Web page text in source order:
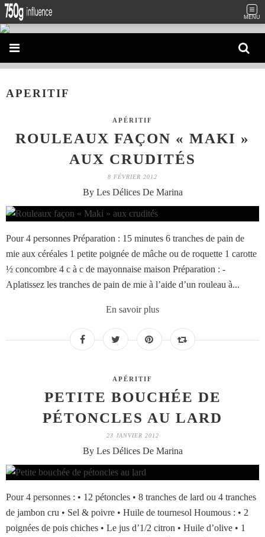
MENU
APERITIF
APÉRITIF
ROULEAUX FAÇON « MAKI »
AUX CRUDITÉS
8 FÉVRIER 2012
By Les Délices De Marina
Pour 4 personnes Préparation : 15 minutes 6 tranches de pain de
mie aux céréales 1 petite poignée de mâche ou de roquette 1 carotte
½ concombre 4 c à c de mayonnaise maison Préparation : -
Aplatissez les tranches de pain de mie à l’aide d’un rouleau à...
En savoir plus
APÉRITIF
PETITE BOUCHÉE DE
PÉTONCLES AU LARD
23 JANVIER 2012
By Les Délices De Marina
Pour 4 personnes : • 12 pétoncles • 8 tranches de lard ou 4 tranches
de jambon cru • Sel & poivre • Huile de tournesol Houmous : • 2
poignées de pois chiches • Le jus d’1/2 citron • Huile d’olive • 1